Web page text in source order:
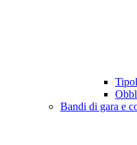
Bandi di gara e